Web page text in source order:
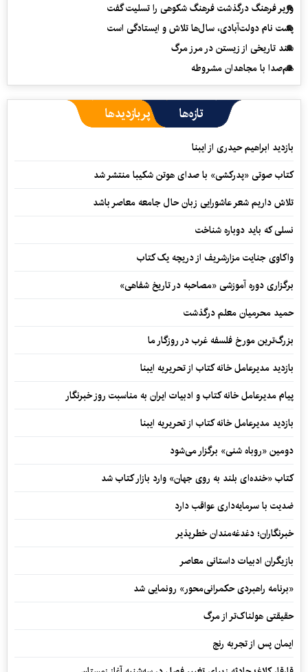
وزیر فرهنگ درگذشت فرهنگ شکوهی را تسلیت گفت
پشت نام دولت‌آبادی، سال‌ها تلاش و ایستادگی است
سند تاریخی از زیستن در مرز مرگ
هم‌صدا با مجاهدان مشروطه
تازه‌ها پربازدیدها
بازدید ابراهیم حیدری از ایبنا
کتاب صوتی «پدرکشی» با صدای هوتن شکیبا منتشر شد
تلاش داریم شعر عاشورایی زبان حال جامعه معاصر باشد
نسلی که باید دوباره شناخت
واکاوی جنایت مزارشریف از دریچه یک کتاب
برگزاری دوره آموزشی «مصاحبه در تاریخ شفاهی»
حمید محرمیان معلم درگذشت
بزرگ‌ترین مورخ فلسفه غرب در روزگار ما
بازدید مدیرعامل خانه کتاب از تحریریه ایبنا
پیام مدیرعامل خانه کتاب و ادبیات ایران به مناسبت روز خبرنگار
بازدید مدیرعامل خانه کتاب از تحریریه ایبنا
دومین «روباه شنی» برگزار می‌شود
کتاب «خنده‌ای بلند به روی جهان» وارد بازار کتاب شد
ضدیت با سرمایه‌داری عواقب دارد
خبرنگاران؛ دغدغه‌مندان خطرپذیر
بازیگران ادبیات داستانی معاصر
«برنامه راهبردی حکمرانی‌محور» رونمایی شد
حقیقتی هولناک‌تر از مرگ
ایمان پس از تجربه رنج